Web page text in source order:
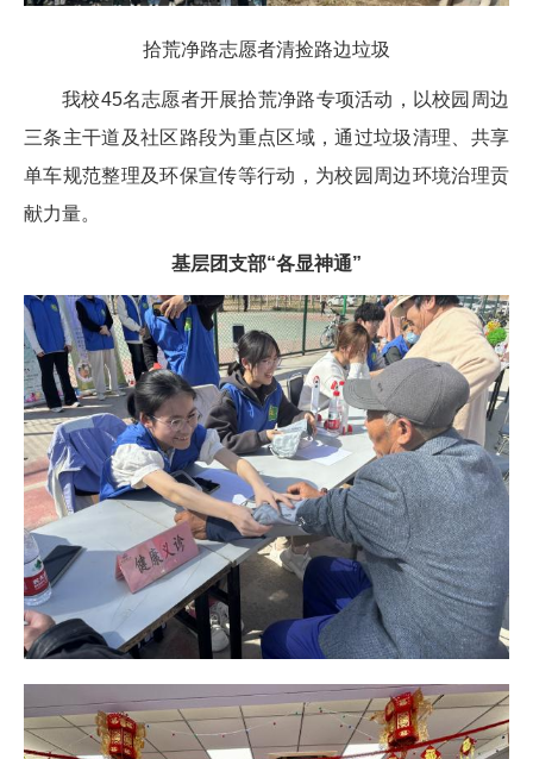
拾荒净路志愿者清捡路边垃圾
我校45名志愿者开展拾荒净路专项活动，以校园周边
三条主干道及社区路段为重点区域，通过垃圾清理、共享
单车规范整理及环保宣传等行动，为校园周边环境治理贡
献力量。
基层团支部“各显神通”